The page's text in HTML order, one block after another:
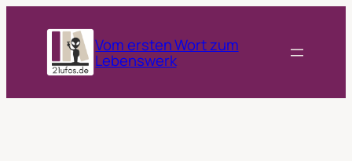
Vom ersten Wort zum
Lebenswerk